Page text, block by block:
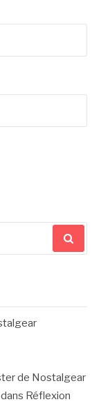
de Nostalgear
dans Réflexion